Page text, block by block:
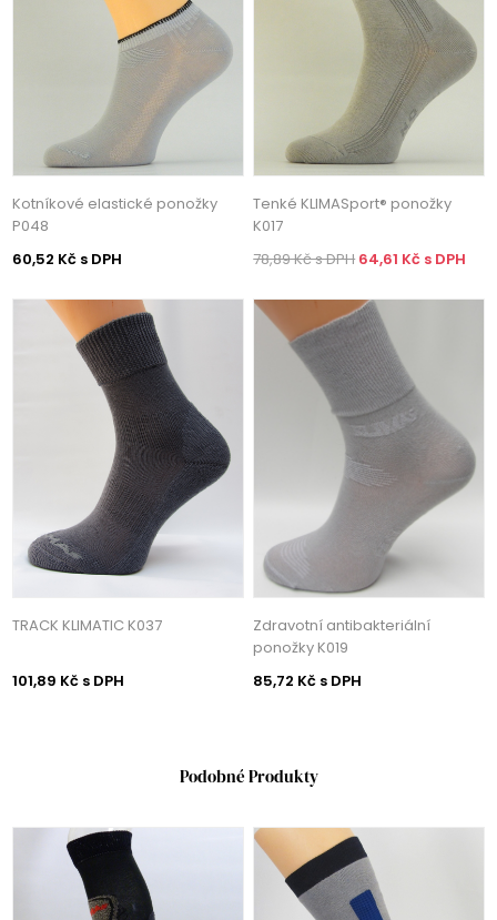
Kotníkové elastické ponožky
P048
60,52 Kč s DPH
Tenké KLIMASport® ponožky
K017
78,89 Kč s DPH64,61 Kč s DPH
TRACK KLIMATIC K037
101,89 Kč s DPH
Zdravotní antibakteriální
ponožky K019
85,72 Kč s DPH
Podobné Produkty